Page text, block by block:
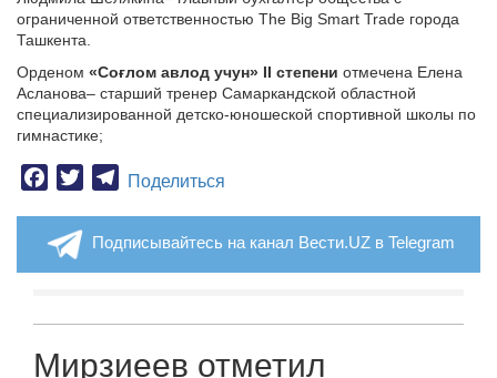
ограниченной ответственностью The Big Smart Trade города
Ташкента.
Орденом «Соғлом авлод учун» II степени отмечена Елена
Асланова– старший тренер Самаркандской областной
специализированной детско-юношеской спортивной школы по
гимнастике;
Facebook
TwitterTelegram
Поделиться
Подписывайтесь на канал Вести.UZ в Telegram
Мирзиеев отметил